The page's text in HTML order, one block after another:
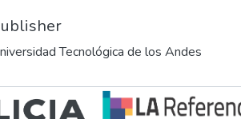
Tecnológica de los Andes